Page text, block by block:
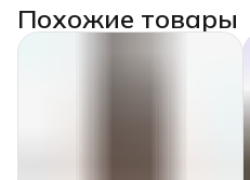
Похожие товары